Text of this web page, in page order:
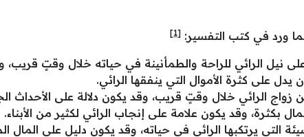
ورد في كتب التفسير: [1]
نيل الرائي للراحة والطمأنينة في حياته خلال وقتٍ قريب،
على كثرة الأموال التي ينفقها الرائي.
زواج الرائي خلال وقتٍ قريب، وقد يكون دلالة على الأحداث
بكثرة، وقد يكون علامة على إنجاب الرائي لكثير من الأبناء.
التي يرتكبها الرائي في حياته، وقد يكون دليل على